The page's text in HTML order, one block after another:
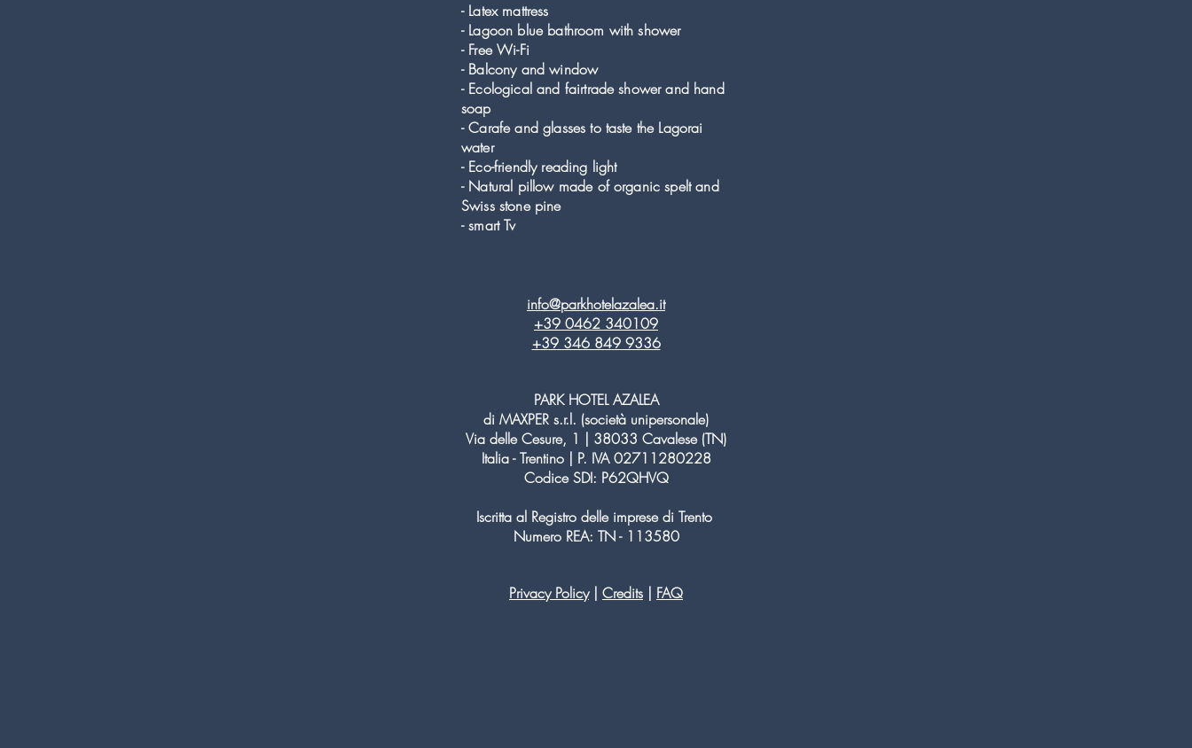
- Latex mattress
- Lagoon blue bathroom with shower
- Free Wi-Fi
- Balcony and window
- Ecological and fairtrade shower and hand
soap
- Carafe and glasses to taste the Lagorai
water
- Eco-friendly reading light
- Natural pillow made of organic spelt and
Swiss stone pine
- smart Tv
info@parkhotelazalea.it
+39 0462 340109
+39 346 849 9336
PARK HOTEL AZALEA
di MAXPER s.r.l. (società unipersonale)
Via delle Cesure, 1 | 38033 Cavalese (TN)
Italia - Trentino | P. IVA 02711280228
Codice SDI: P62QHVQ
Iscritta al Registro delle imprese di Trento
Numero REA: TN - 113580
Privacy Policy| Credits | FAQ